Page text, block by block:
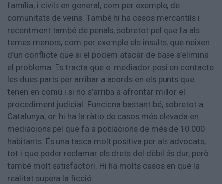
família, i civils en general, com per exemple, de
comunitats de veïns. També hi ha casos mercantils i
recentment també de penals, sobretot pel que fa als
temes menors, com per exemple els insults, que neixen
d’un conflicte que si el podem atacar de base s’elimina
el problema. Es tracta que el mediador posi en contacte
les dues parts per arribar a acords en els punts que
tenen en comú i si no s’arriba a afrontar millor el
procediment judicial. Funciona bastant bé, sobretot a
Catalunya, on hi ha la ràtio de casos més elevada en
mediacions pel que fa a poblacions de més de 10.000
habitants. És una tasca molt positiva per als advocats,
tot i que poder reclamar els drets del dèbil és dur, però
també molt satisfactori. Hi ha molts casos en què la
realitat supera la ficció.